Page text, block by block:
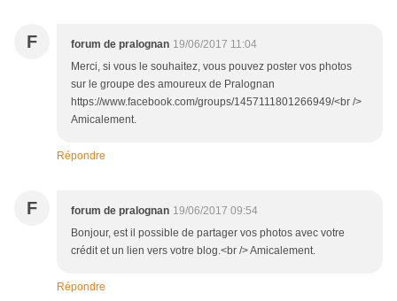
F forum de pralognan 19/06/2017 11:04
Merci, si vous le souhaitez, vous pouvez poster vos photos
sur le groupe des amoureux de Pralognan
https://www.facebook.com/groups/1457111801266949/<br />
Amicalement.
Répondre
F forum de pralognan 19/06/2017 09:54
Bonjour, est il possible de partager vos photos avec votre
crédit et un lien vers votre blog.<br /> Amicalement.
Répondre